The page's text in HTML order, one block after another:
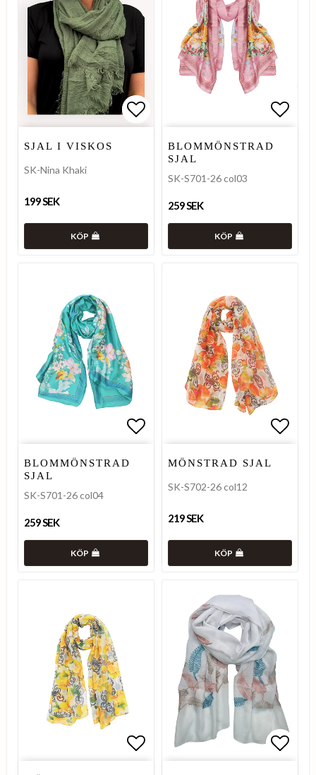
Lägg till i favoritlistan
Lägg till i favoritlistan
SJAL I VISKOS
SK-Nina Khaki
199 SEK
KÖP
BLOMMÖNSTRAD
SJAL
SK-S701-26 col03
259 SEK
KÖP
Lägg till i favoritlistan
BLOMMÖNSTRAD
SJAL
SK-S701-26 col04
259 SEK
KÖP
MÖNSTRAD SJAL
SK-S702-26 col12
219 SEK
KÖP